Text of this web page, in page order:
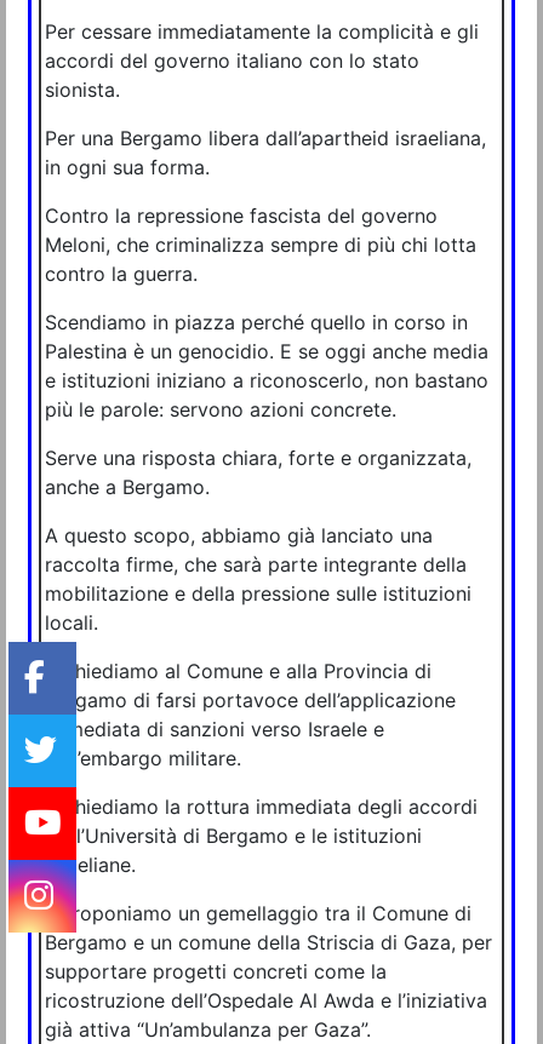
Per cessare immediatamente la complicità e gli
accordi del governo italiano con lo stato
sionista.
Per una Bergamo libera dall’apartheid israeliana,
in ogni sua forma.
Contro la repressione fascista del governo
Meloni, che criminalizza sempre di più chi lotta
contro la guerra.
Scendiamo in piazza perché quello in corso in
Palestina è un genocidio. E se oggi anche media
e istituzioni iniziano a riconoscerlo, non bastano
più le parole: servono azioni concrete.
Serve una risposta chiara, forte e organizzata,
anche a Bergamo.
A questo scopo, abbiamo già lanciato una
raccolta firme, che sarà parte integrante della
mobilitazione e della pressione sulle istituzioni
locali.
* Chiediamo al Comune e alla Provincia di
Bergamo di farsi portavoce dell’applicazione
immediata di sanzioni verso Israele e
dell’embargo militare.
* Chiediamo la rottura immediata degli accordi
tra l’Università di Bergamo e le istituzioni
israeliane.
* Proponiamo un gemellaggio tra il Comune di
Bergamo e un comune della Striscia di Gaza, per
supportare progetti concreti come la
ricostruzione dell’Ospedale Al Awda e l’iniziativa
già attiva “Un’ambulanza per Gaza”.